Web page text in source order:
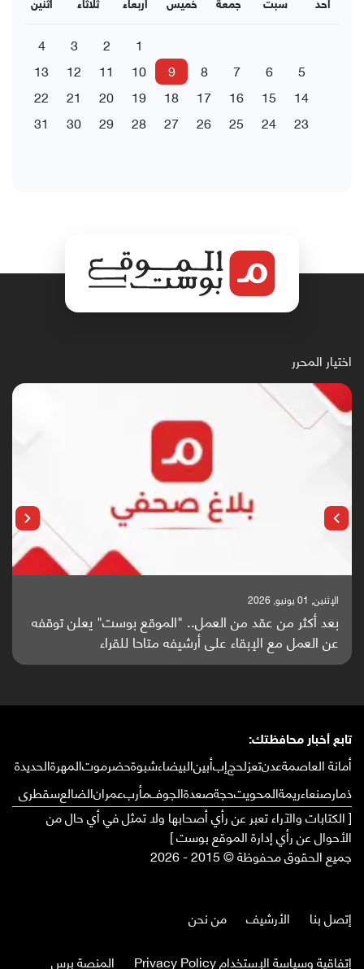
اثنين ثلاثاء اربعاء خميس جمعة سبت احد
1
2
3
4
5
6
7
8
9
10
11
12
13
14
15
16
17
18
19
20
21
22
23
24
25
26
27
28
29
30
31
اختيار المحرر
الإثنين, 25 مايو, 2026
باحثون من اليمن يدخلون سباق أبحاث ألزهايمر بدراسة
واعدة منشورة عالميا (ترجمة)
تابع أخبار محافظتك:
أمانة العاصمةعدنتعزلحجإبأبينالبيضاءشبوةحضرموتالمهرةالحديدة
ذمارصنعاءريمةالمحويتحجةصعدةالجوفمأربعمرانالضالعسقطرى
[ الكتابات والآراء تعبر عن رأي أصحابها ولا تمثل في أي حال من
الأحوال عن رأي إدارة الموقع بوست ]
جميع الحقوق محفوظة © 2015 - 2026
إتصل بنا الأرشيف
من نحن
إتفاقية وسياسة الإستخدام Privacy Policy
المنصة برس